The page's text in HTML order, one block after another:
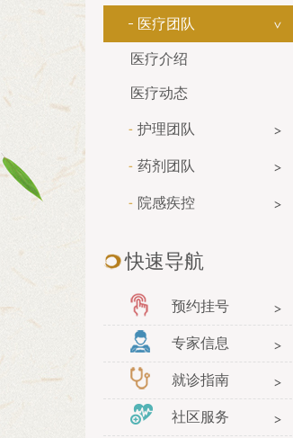
医疗团队
医疗介绍
医疗动态
护理团队
药剂团队
院感疾控
快速导航
预约挂号
专家信息
就诊指南
社区服务